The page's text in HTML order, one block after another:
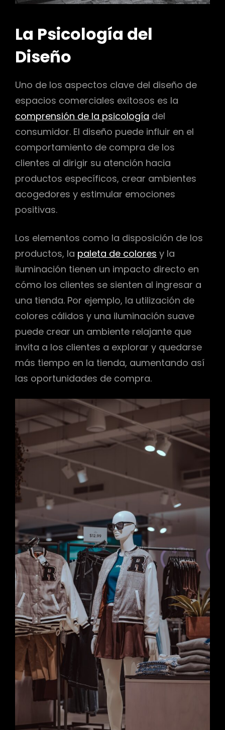
La Psicología del
Diseño
Uno de los aspectos clave del diseño de
espacios comerciales exitosos es la
comprensión de la psicología del
consumidor. El diseño puede influir en el
comportamiento de compra de los
clientes al dirigir su atención hacia
productos específicos, crear ambientes
acogedores y estimular emociones
positivas.
Los elementos como la disposición de los
productos, la paleta de colores y la
iluminación tienen un impacto directo en
cómo los clientes se sienten al ingresar a
una tienda. Por ejemplo, la utilización de
colores cálidos y una iluminación suave
puede crear un ambiente relajante que
invita a los clientes a explorar y quedarse
más tiempo en la tienda, aumentando así
las oportunidades de compra.